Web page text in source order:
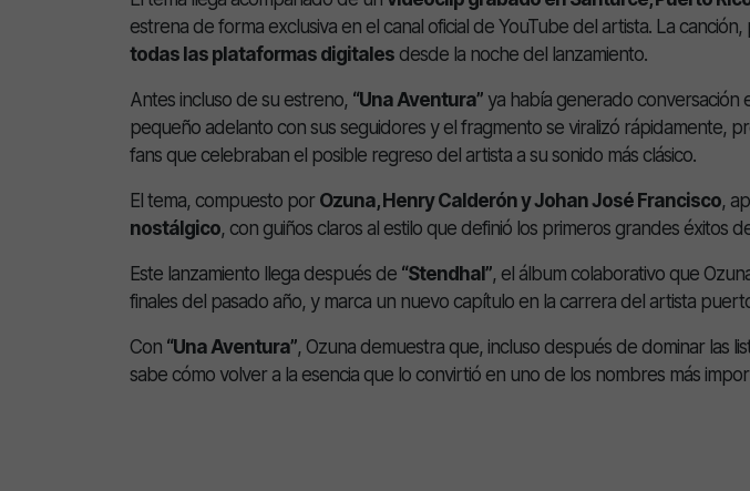
estrena de forma exclusiva en el canal oficial de YouTube del artista. La
todas las plataformas digitales desde la noche del lanzamiento.
Antes incluso de su estreno, “Una Aventura” ya había generado conversación
pequeño adelanto con sus seguidores y el fragmento se viralizó rápidamente,
fans que celebraban el posible regreso del artista a su sonido más clásico.
El tema, compuesto por Ozuna, Henry Calderón y Johan José Francisco,
nostálgico, con guiños claros al estilo que definió los primeros grandes éxitos
Este lanzamiento llega después de “Stendhal”, el álbum colaborativo que
finales del pasado año, y marca un nuevo capítulo en la carrera del artista
Con “Una Aventura”, Ozuna demuestra que, incluso después de dominar las
sabe cómo volver a la esencia que lo convirtió en uno de los nombres más